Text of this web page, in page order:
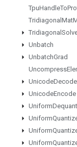
TpuHandleTo
Tridiagonal Mat
Tridiagonal
Unbatch
UnbatchGrad
Uncompress
UnicodeDecode
UnicodeEncode
Uniform
Uniform
Uniform
Uniform